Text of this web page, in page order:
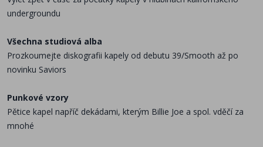
undergroundu
Všechna studiová alba
Prozkoumejte diskografii kapely od debutu 39/Smooth až po
novinku Saviors
Punkové vzory
Pětice kapel napříč dekádami, kterým Billie Joe a spol. vděčí za
mnohé